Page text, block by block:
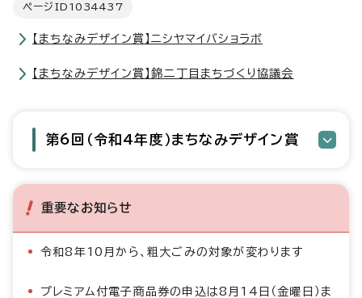
ページID 1034437
【まちなみデザイン賞】ニシヤマイバショラボ
【まちなみデザイン賞】錦二丁目まちづくり協議会
第6回（令和4年度）まちなみデザイン賞
重要なお知らせ
令和8年10月から、粗大ごみの対象が変わります
プレミアム付電子商品券の申込は8月14日（金曜日）ま